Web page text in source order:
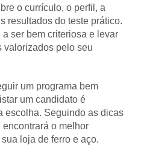
o currículo, o perfil, a
resultados do teste prático.
ser bem criteriosa e levar
valorizados pelo seu
um programa bem
um candidato é
escolha. Seguindo as dicas
o melhor
loja de ferro e aço.